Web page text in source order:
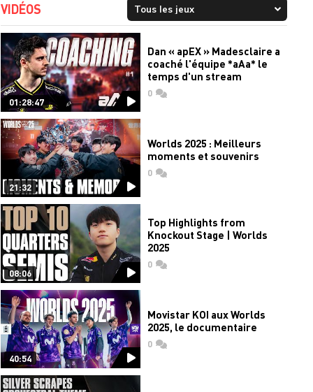
VIDÉOS
01:28:47
Dan « apEX » Madesclaire a
coaché l'équipe *aAa* le
temps d'un stream
0commentaires
21:32
Worlds 2025 : Meilleurs
moments et souvenirs
0commentaires
08:06
Top Highlights from
Knockout Stage | Worlds
2025
0commentaires
40:54
Movistar KOI aux Worlds
2025, le documentaire
0commentaires